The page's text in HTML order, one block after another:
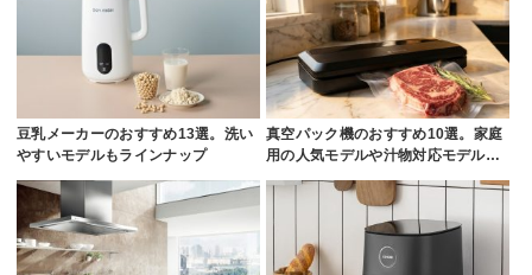
豆乳メーカーのおすすめ13選。洗い
やすいモデルもラインナップ
真空パック機のおすすめ10選。家庭
用の人気モデルや汁物対応モデル…